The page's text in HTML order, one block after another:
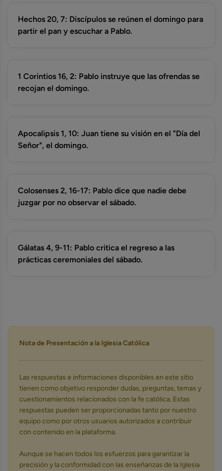
Hechos 20, 7: Discípulos se reúnen el domingo para
partir el pan y escuchar a Pablo.
1 Corintios 16, 2: Pablo instruye que las ofrendas se
recojan el domingo.
Apocalipsis 1, 10: Juan tiene su visión en el "Día del
Señor", el domingo.
Colosenses 2, 16-17: Pablo dice que nadie debe
juzgar por no observar el sábado.
Gálatas 4, 9-11: Pablo critica el regreso a las
prácticas ceremoniales del sábado.
Nota de Presentación a la Iglesia Católica
Las respuestas e informaciones disponibles en este sitio
tienen como objetivo responder dudas, preguntas, temas y
cuestionamientos relacionados con la fe católica. Estas
respuestas pueden ser proporcionadas tanto por nuestro
equipo como por otros usuarios autorizados a contribuir
con contenido en la plataforma.
Aunque se hacen todos los esfuerzos para garantizar la
precisión y la conformidad con las enseñanzas de la Iglesia